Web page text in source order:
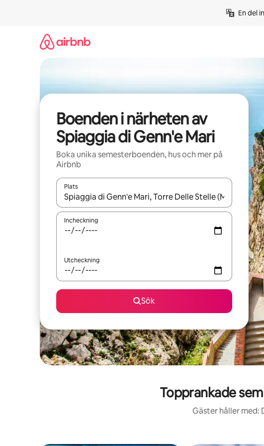
En del
Boenden i närheten av
Spiaggia di Genn'e Mari
Boka unika semesterboenden, hus och mer på
Airbnb
Plats
När resultaten är tillgängliga kan du navigera med upp- och
Incheckning
Utcheckning
Sök
Topprankade
Gäster håller med: